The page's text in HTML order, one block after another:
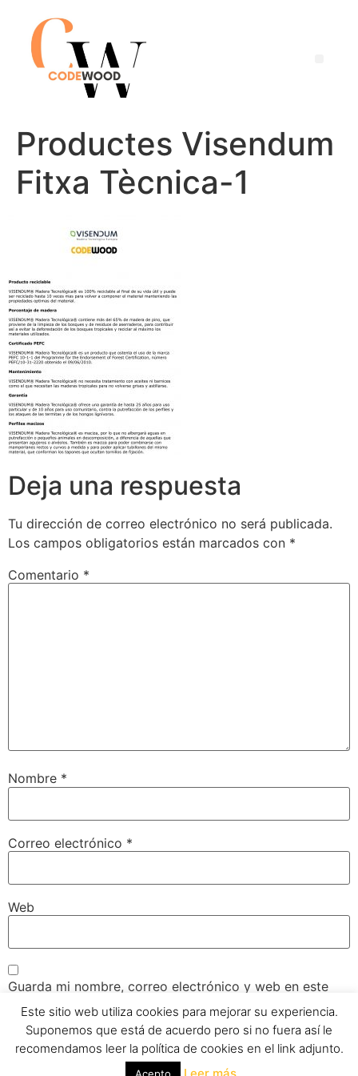
Productes Visendum
Fitxa Tècnica-1
Deja una respuesta
Tu dirección de correo electrónico no será publicada.
Los campos obligatorios están marcados con *
Comentario *
Nombre *
Correo electrónico *
Web
Guarda mi nombre, correo electrónico y web en este
Este sitio web utiliza cookies para mejorar su experiencia.
Suponemos que está de acuerdo pero si no fuera así le
recomendamos leer la política de cookies en el link adjunto.